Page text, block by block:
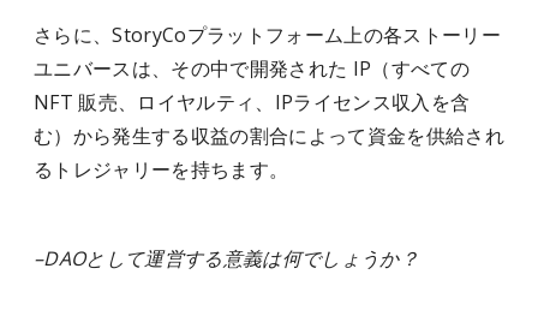
さらに、StoryCoプラットフォーム上の各ストーリー
ユニバースは、その中で開発された IP（すべての
NFT 販売、ロイヤルティ、IPライセンス収入を含
む）から発生する収益の割合によって資金を供給され
るトレジャリーを持ちます。
–DAOとして運営する意義は何でしょうか？